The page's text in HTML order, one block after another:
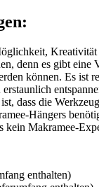
denn es gibt eine
können. Es ist
dass die
Hängers
kein Makramee-
enthalten)